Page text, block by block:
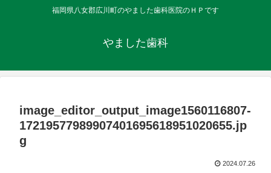
福岡県八女郡広川町のやました歯科医院のＨＰです
やました歯科
image_editor_output_image1560116807-
17219577989907401695618951020655.jp
g
2024.07.26